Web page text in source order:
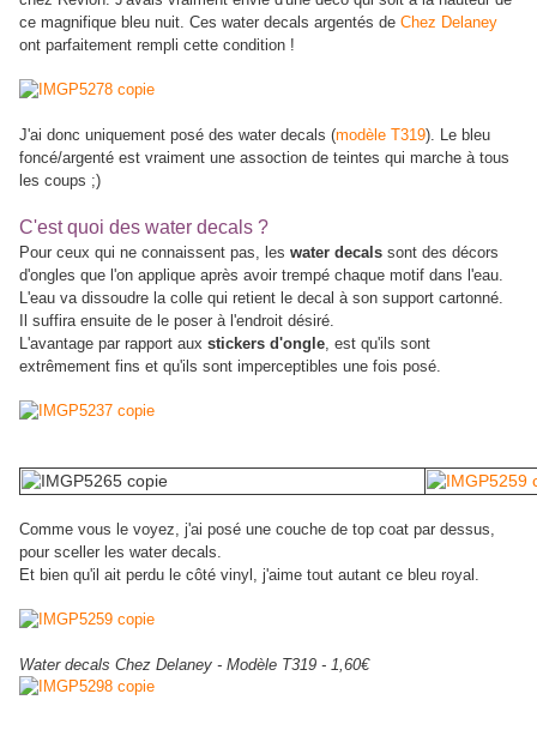
ce magnifique bleu nuit. Ces water decals argentés de Chez Delaney
ont parfaitement rempli cette condition !
J'ai donc uniquement posé des water decals (modèle T319). Le bleu
foncé/argenté est vraiment une assoction de teintes qui marche à tous
les coups ;)
C'est quoi des water decals ?
Pour ceux qui ne connaissent pas, les water decals sont des décors
d'ongles que l'on applique après avoir trempé chaque motif dans l'eau.
L'eau va dissoudre la colle qui retient le decal à son support cartonné.
Il suffira ensuite de le poser à l'endroit désiré.
L'avantage par rapport aux stickers d'ongle, est qu'ils sont
extrêmement fins et qu'ils sont imperceptibles une fois posé.
Comme vous le voyez, j'ai posé une couche de top coat par dessus,
pour sceller les water decals.
Et bien qu'il ait perdu le côté vinyl, j'aime tout autant ce bleu royal.
Water decals Chez Delaney - Modèle T319 - 1,60€